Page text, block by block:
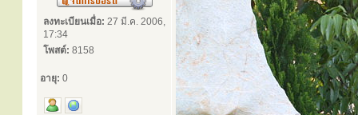
ลงทะเบียนเมื่อ: 27 มี.ค. 2006,
17:34
โพสต์: 8158
อายุ: 0